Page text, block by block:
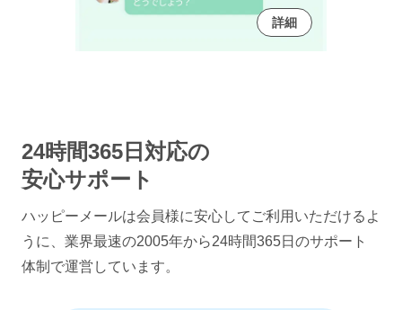
詳細
24時間365日対応の
安心サポート
ハッピーメールは会員様に安心してご利用いただけるよ
うに、 業界最速の2005年から24時間365日のサポート
体制で運営しています。